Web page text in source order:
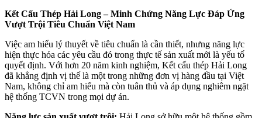
Kết Cấu Thép Hải Long – Minh Chứng Năng Lực Đáp Ứng
Vượt Trội Tiêu Chuẩn Việt Nam
Việc am hiểu lý thuyết về tiêu chuẩn là cần thiết, nhưng năng lực
hiện thực hóa các yêu cầu đó trong thực tế sản xuất mới là yếu tố
quyết định. Với hơn 20 năm kinh nghiệm, Kết cấu thép Hải Long
đã khẳng định vị thế là một trong những đơn vị hàng đầu tại Việt
Nam, không chỉ am hiểu mà còn tuân thủ và áp dụng nghiêm ngặt
hệ thống TCVN trong mọi dự án.